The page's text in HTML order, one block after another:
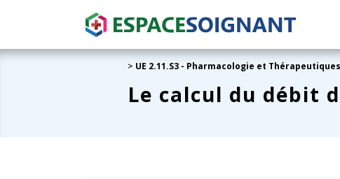
> UE 2.11.S3 - Pharmacologie et Thérapeutiques
Le calcul du débit